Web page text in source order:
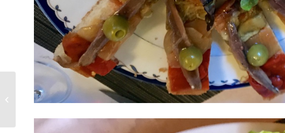
“En Companyia” de
l’editora Sandra Palau